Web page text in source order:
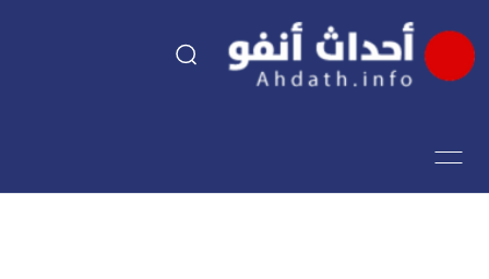
اقتصاد